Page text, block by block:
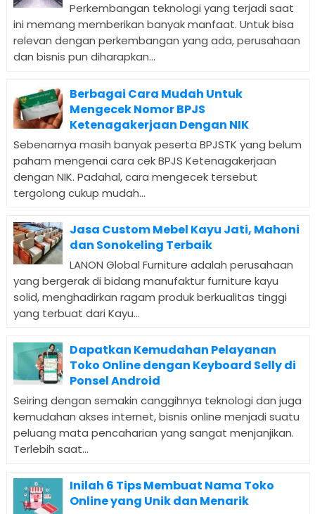
Perkembangan teknologi yang terjadi saat
ini memang memberikan banyak manfaat. Untuk bisa
relevan dengan perkembangan yang ada, perusahaan
dan bisnis pun diharapkan...
Berbagai Cara Mudah Untuk
Mengecek Nomor BPJS
Ketenagakerjaan Dengan NIK
Sebenarnya masih banyak peserta BPJSTK yang belum
paham mengenai cara cek BPJS Ketenagakerjaan
dengan NIK. Padahal, cara mengecek tersebut
tergolong cukup mudah...
Jasa Custom Mebel Kayu Jati, Mahoni
dan Sonokeling Terbaik
LANON Global Furniture adalah perusahaan
yang bergerak di bidang manufaktur furniture kayu
solid, menghadirkan ragam produk berkualitas tinggi
yang terbuat dari Kayu...
Dapatkan Kemudahan Pelayanan
Toko Online dengan Keyboard Selly di
Ponsel Android
Seiring dengan semakin canggihnya teknologi dan juga
kemudahan akses internet, bisnis online menjadi suatu
peluang mata pencaharian yang sangat menjanjikan.
Terlebih saat...
Inilah 6 Tips Membuat Nama Toko
Online yang Unik dan Menarik